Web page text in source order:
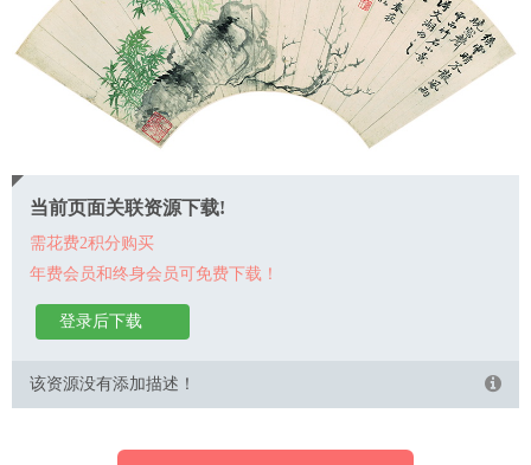
当前页面关联资源下载!
需花费2积分购买
年费会员和终身会员可免费下载！
登录后下载
该资源没有添加描述！